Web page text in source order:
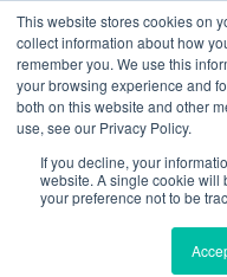
This website stores cookies on
collect information about how
remember you. We use this
your browsing experience and
both on this website and other
use, see our Privacy Policy.
If you decline, your
website. A single cookie will
your preference not to be
Aller
au
contenu
principal
01 84 20 18 48
Spécialiste
de la
à Paris La